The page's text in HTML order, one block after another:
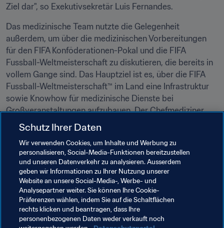
Ziel dar", so Exekutivsekretär Luis Fernandes.
Das medizinische Team nutzte die Gelegenheit
außerdem, um über die medizinischen Vorbereitungen
für den FIFA Konföderationen-Pokal und die FIFA
Fussball-Weltmeisterschaft zu diskutieren, die bereits in
vollem Gange sind. Das Hauptziel ist es, über die FIFA
Fussball-Weltmeisterschaft™ im Land eine Infrastruktur
sowie Knowhow für medizinische Dienste bei
Großveranstaltungen aufzubauen. Der Chefmediziner
der FIFA zeigte sich erfreut darüber, dass die
einem sehr frühen Stadium sehr weit fortgeschritten
seien.
Klicken Sie auf den Link auf der rechten Seite, um weitere
Informationen zum Programm "Football for Health"
abzurufen.
Schutz Ihrer Daten
Wir verwenden Cookies, um Inhalte und Werbung zu
personalisieren, Social-Media-Funktionen bereitzustellen
und unseren Datenverkehr zu analysieren. Ausserdem
geben wir Informationen zu Ihrer Nutzung unserer
Website an unsere Social-Media-, Werbe- und
Analysepartner weiter. Sie können Ihre Cookie-
Präferenzen wählen, indem Sie auf die Schaltflächen
rechts klicken und beantragen, dass Ihre
personenbezogenen Daten weder verkauft noch